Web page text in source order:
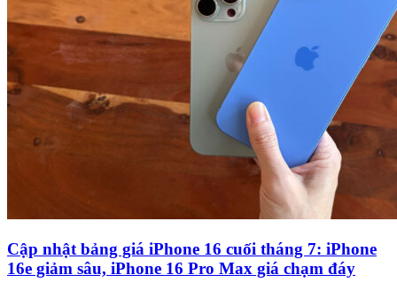
Cập nhật bảng giá iPhone 16 cuối tháng 7: iPhone
16e giảm sâu, iPhone 16 Pro Max giá chạm đáy